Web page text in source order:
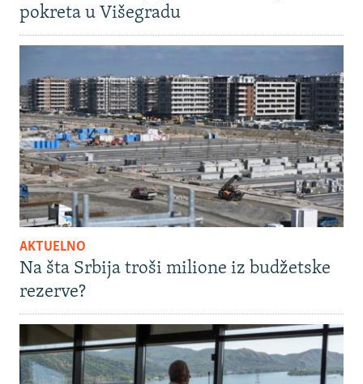
pokreta u Višegradu
AKTUELNO
Na šta Srbija troši milione iz budžetske
rezerve?